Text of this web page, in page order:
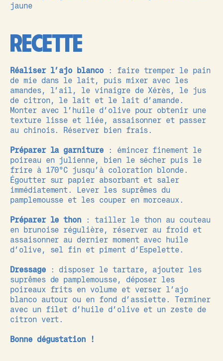
jaune
RECETTE
Réaliser l’ajo blanco
: faire tremper le pain
de mie dans le lait, puis mixer avec les
amandes, l’ail, le vinaigre de Xérès, le jus
de citron, le lait et le lait d’amande.
Monter avec l’huile d’olive pour obtenir une
texture lisse et liée, assaisonner et passer
au chinois. Réserver bien frais.
Préparer la garniture
: émincer finement le
poireau en julienne, bien le sécher puis le
frire à 170°C jusqu’à coloration blonde.
Égoutter sur papier absorbant et saler
immédiatement. Lever les suprêmes du
pamplemousse et les couper en morceaux.
Préparer le thon : tailler le thon au couteau
en brunoise régulière, réserver au froid et
assaisonner au dernier moment avec huile
d’olive, sel fin et piment d’Espelette.
Dressage: disposer le tartare, ajouter les
suprêmes de pamplemousse, déposer les
poireaux frits en volume et verser l’ajo
blanco autour ou en fond d’assiette. Terminer
avec un filet d’huile d’olive et un zeste de
citron vert.
Bonne dégustation !